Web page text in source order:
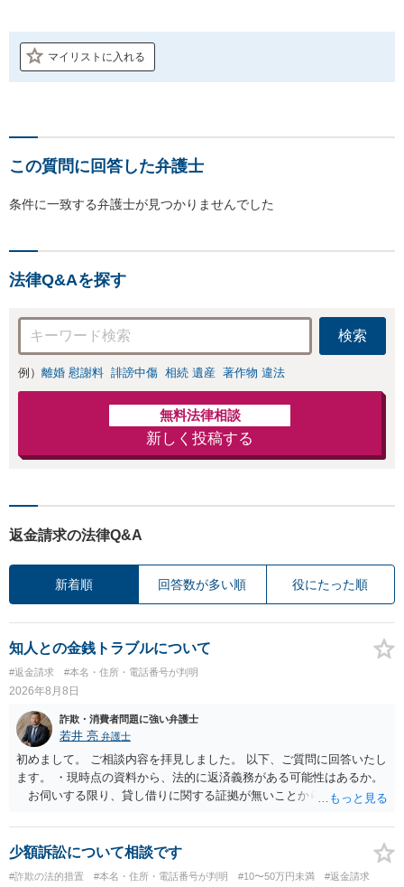
マイリストに入れる
この質問に回答した弁護士
条件に一致する弁護士が見つかりませんでした
法律Q&Aを探す
検索
例） 離婚 慰謝料 誹謗中傷 相続 遺産 著作物 違法
無料法律相談
新しく投稿する
返金請求の法律Q&A
新着順 回答数が多い順 役にたった順
知人との金銭トラブルについて
#返金請求 #本名・住所・電話番号が判明
2026年8月8日
詐欺・消費者問題に強い弁護士
若井 亮 弁護士
初めまして。 ご相談内容を拝見しました。 以下、ご質問に回答いたし
ます。 ・現時点の資料から、法的に返済義務がある可能性はあるか。
お伺いする限り、貸し借りに関する証拠が無いことから、相手方が
主張や現在の資料を踏まえ、今後どのように対応するのが適切か。
贈与か消費貸借かの争いにおいては、様々な圧力をかけて回収をしよ
うとするケースも散見されます。 ご自身での対応に窮するようであ
少額訴訟について相談です
#詐欺の法的措置 #本名・住所・電話番号が判明 #10〜50万円未満 #返金請求